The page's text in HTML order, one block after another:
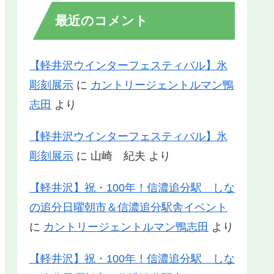
最近のコメント
【軽井沢ウインターフェスティバル】氷
彫刻展示 に カントリージェントルマン鴨
志田 より
【軽井沢ウインターフェスティバル】氷
彫刻展示 に 山崎 紀夫 より
【軽井沢】祝・100年！信濃追分駅 しな
の追分日曜朝市＆信濃追分駅舎イベント
に カントリージェントルマン鴨志田 より
【軽井沢】祝・100年！信濃追分駅 しな